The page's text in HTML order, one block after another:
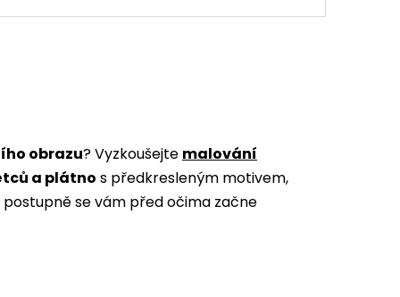
obrazu? Vyzkoušejte malování
a plátno s předkresleným motivem,
se vám před očima začne